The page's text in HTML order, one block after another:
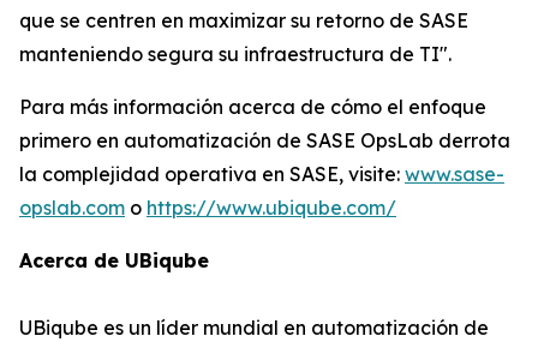
que se centren en maximizar su retorno de SASE
manteniendo segura su infraestructura de TI".
Para más información acerca de cómo el enfoque
primero en automatización de SASE OpsLab derrota
la complejidad operativa en SASE, visite: www.sase-
opslab.com o https://www.ubiqube.com/
Acerca de UBiqube
UBiqube es un líder mundial en automatización de